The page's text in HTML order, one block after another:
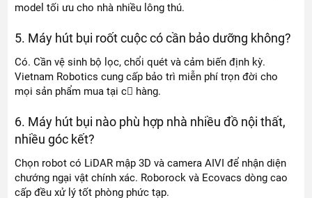
model tối ưu cho nhà nhiều lông thú.
5. Máy hút bụi roốt cuộc có cần bảo dưỡng không?
Có. Cần vệ sinh bộ lọc, chổi quét và cảm biến định kỳ.
Vietnam Robotics cung cấp bảo trì miễn phí trọn đời cho
mọi sản phẩm mua tại c𞻚 hàng.
6. Máy hút bụi nào phù hợp nhà nhiều đồ nội thất,
nhiều góc kết?
Chọn robot có LiDAR mập 3D và camera AIVI để nhận diện
chướng ngại vật chính xác. Roborock và Ecovacs dòng cao
cấp đều xử lý tốt phòng phức tạp.